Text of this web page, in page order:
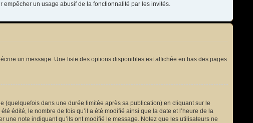
empêcher un usage abusif de la fonctionnalité par les invités.
un message. Une liste des options disponibles est affichée en bas des pages
(quelquefois dans une durée limitée après sa publication) en cliquant sur le
édité, le nombre de fois qu’il a été modifié ainsi que la date et l’heure de la
note indiquant qu’ils ont modifié le message. Notez que les utilisateurs ne